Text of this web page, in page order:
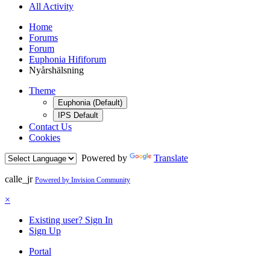
All Activity
Home
Forums
Forum
Euphonia Hififorum
Nyårshälsning
Theme
Euphonia (Default)
IPS Default
Contact Us
Cookies
Powered by
Translate
calle_jr Powered by Invision Community
×
Existing user? Sign In
Sign Up
Portal